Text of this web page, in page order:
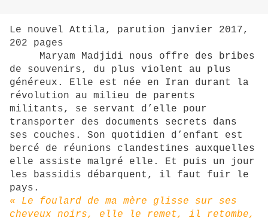
Le nouvel Attila, parution janvier 2017,
202 pages
Maryam Madjidi nous offre des bribes
de souvenirs, du plus violent au plus
généreux. Elle est née en Iran durant la
révolution au milieu de parents
militants, se servant d’elle pour
transporter des documents secrets dans
ses couches. Son quotidien d’enfant est
bercé de réunions clandestines auxquelles
elle assiste malgré elle. Et puis un jour
les bassidis débarquent, il faut fuir le
pays.
« Le foulard de ma mère glisse sur ses
cheveux noirs, elle le remet, il retombe,